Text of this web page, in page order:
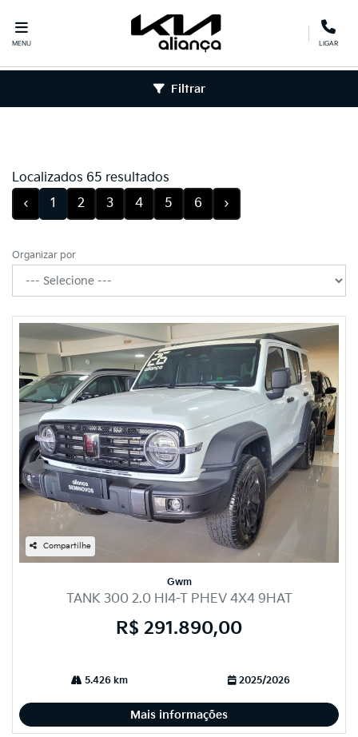
MENU LIGAR
Localizados 65 resultados
‹
1 2 3 4 5 6 ›
Filtrar
Organizar por
Compartilhe
Gwm
TANK 300 2.0 HI4-T PHEV 4X4 9HAT
R$ 291.890,00
5.426 km 2025/2026
Mais informações